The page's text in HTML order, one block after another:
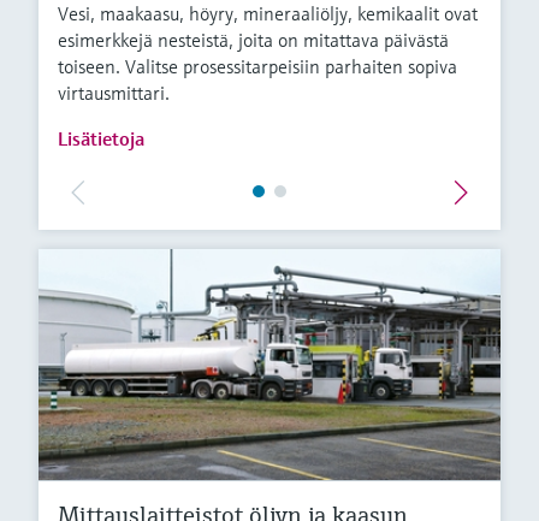
Vesi, maakaasu, höyry, mineraaliöljy, kemikaalit ovat
esimerkkejä nesteistä, joita on mitattava päivästä
toiseen. Valitse prosessitarpeisiin parhaiten sopiva
virtausmittari.
Lisätietoja